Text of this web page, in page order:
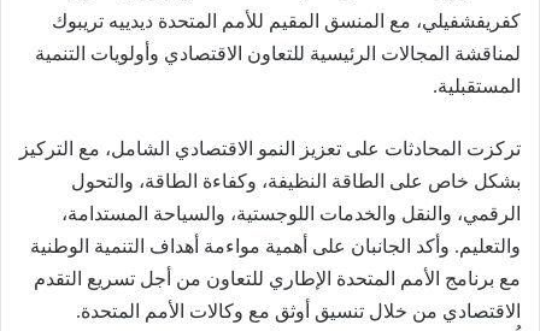
كفريفشفيلي، مع المنسق المقيم للأمم المتحدة ديدييه تريبوك
لمناقشة المجالات الرئيسية للتعاون الاقتصادي وأولويات التنمية
المستقبلية.
تركزت المحادثات على تعزيز النمو الاقتصادي الشامل، مع التركيز
بشكل خاص على الطاقة النظيفة، وكفاءة الطاقة، والتحول
الرقمي، والنقل والخدمات اللوجستية، والسياحة المستدامة،
والتعليم. وأكد الجانبان على أهمية مواءمة أهداف التنمية الوطنية
مع برنامج الأمم المتحدة الإطاري للتعاون من أجل تسريع التقدم
الاقتصادي من خلال تنسيق أوثق مع وكالات الأمم المتحدة.